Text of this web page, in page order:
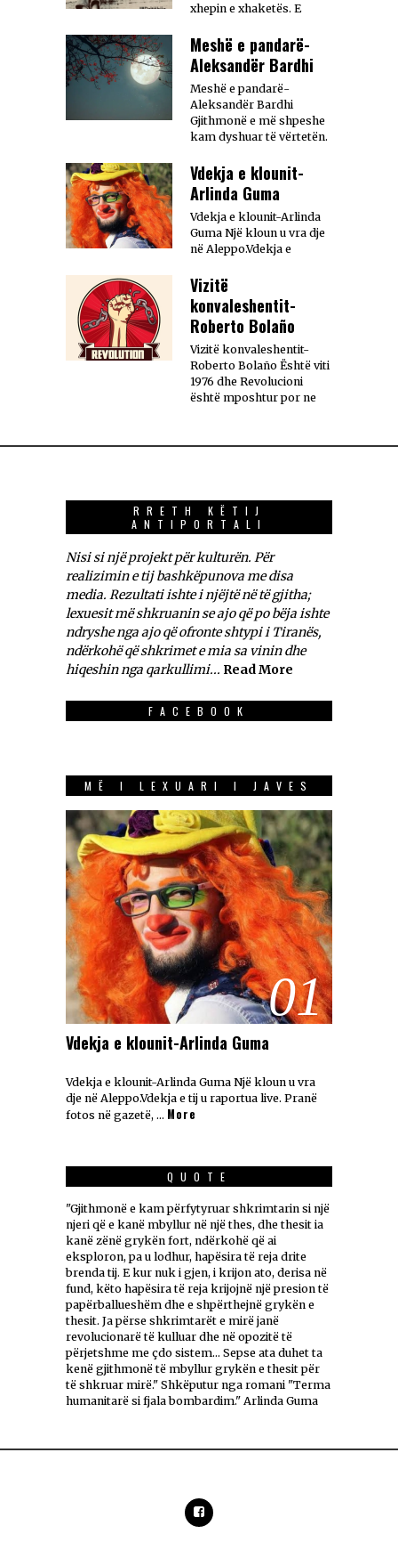
xhepin e xhaketës. E
Meshë e pandarë-
Aleksandër Bardhi
Meshë e pandarë-
Aleksandër Bardhi
Gjithmonë e më shpeshe
kam dyshuar të vërtetën.
Vdekja e klounit-
Arlinda Guma
Vdekja e klounit-Arlinda
Guma Një kloun u vra dje
në Aleppo.Vdekja e
Vizitë
konvaleshentit-
Roberto Bolaño
Vizitë konvaleshentit-
Roberto Bolaño Është viti
1976 dhe Revolucioni
është mposhtur por ne
RRETH KËTIJ
ANTIPORTALI
Nisi si një projekt për kulturën. Për
realizimin e tij bashkëpunova me disa
media. Rezultati ishte i njëjtë në të gjitha;
lexuesit më shkruanin se ajo që po bëja ishte
ndryshe nga ajo që ofronte shtypi i Tiranës,
ndërkohë që shkrimet e mia sa vinin dhe
hiqeshin nga qarkullimi... Read More
FACEBOOK
MË I LEXUARI I JAVES
01
Vdekja e klounit-Arlinda Guma
Vdekja e klounit-Arlinda Guma Një kloun u vra
dje në Aleppo.Vdekja e tij u raportua live. Pranë
fotos në gazetë, … More
QUOTE
"Gjithmonë e kam përfytyruar shkrimtarin si një
njeri që e kanë mbyllur në një thes, dhe thesit ia
kanë zënë grykën fort, ndërkohë që ai
eksploron, pa u lodhur, hapësira të reja drite
brenda tij. E kur nuk i gjen, i krijon ato, derisa në
fund, këto hapësira të reja krijojnë një presion të
papërballueshëm dhe e shpërthejnë grykën e
thesit. Ja përse shkrimtarët e mirë janë
revolucionarë të kulluar dhe në opozitë të
përjetshme me çdo sistem... Sepse ata duhet ta
kenë gjithmonë të mbyllur grykën e thesit për
të shkruar mirë." Shkëputur nga romani "Terma
humanitarë si fjala bombardim." Arlinda Guma